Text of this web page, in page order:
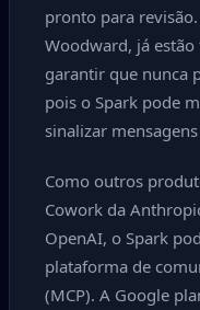
pronto para
Woodward, já
garantir que nunca
pois o Spark pode
sinalizar
Como outros
Cowork da
OpenAI, o Spark
plataforma de
(MCP). A Google